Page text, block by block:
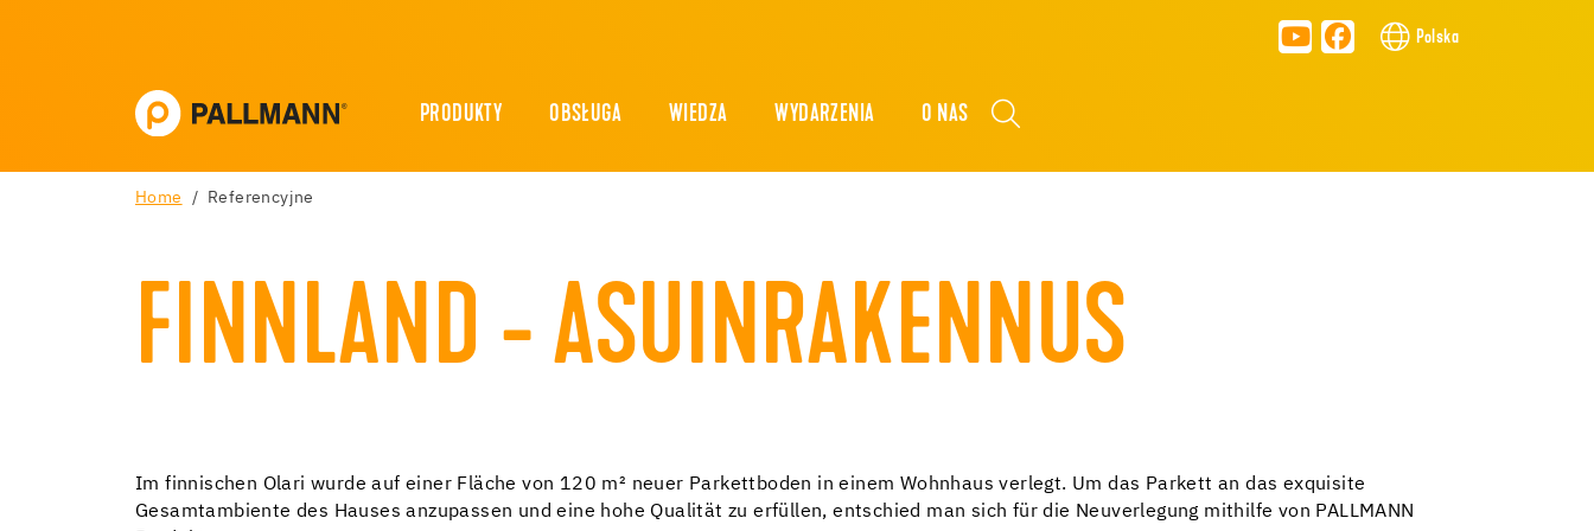
Polska
PRODUKTY OBSŁUGA WIEDZA WYDARZENIA O NAS
Home Referencyjne
FINNLAND - ASUINRAKENNUS
Im finnischen Olari wurde auf einer Fläche von 120 m² neuer Parkettboden in einem Wohnhaus verlegt. Um das Parkett an das exquisite
Gesamtambiente des Hauses anzupassen und eine hohe Qualität zu erfüllen, entschied man sich für die Neuverlegung mithilfe von PALLMANN